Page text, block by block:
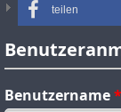
teilen
Benutzername*